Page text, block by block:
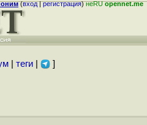
(вход|регистрация)неRUopennet.me
| теги| ]